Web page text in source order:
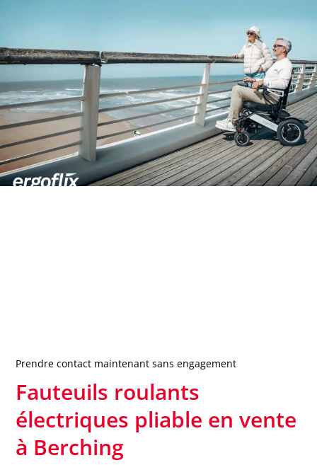
Prendre contact maintenant sans engagement
Fauteuils roulants
électriques pliable en vente
à Berching